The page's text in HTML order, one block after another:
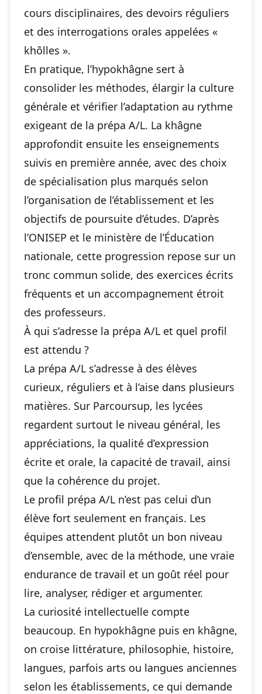
cours disciplinaires, des devoirs réguliers
et des interrogations orales appelées «
khôlles ».
En pratique, l’hypokhâgne sert à
consolider les méthodes, élargir la culture
générale et vérifier l’adaptation au rythme
exigeant de la prépa A/L. La khâgne
approfondit ensuite les enseignements
suivis en première année, avec des choix
de spécialisation plus marqués selon
l’organisation de l’établissement et les
objectifs de poursuite d’études. D’après
l’ONISEP et le ministère de l’Éducation
nationale, cette progression repose sur un
tronc commun solide, des exercices écrits
fréquents et un accompagnement étroit
des professeurs.
À qui s’adresse la prépa A/L et quel profil
est attendu ?
La prépa A/L s’adresse à des élèves
curieux, réguliers et à l’aise dans plusieurs
matières. Sur Parcoursup, les lycées
regardent surtout le niveau général, les
appréciations, la qualité d’expression
écrite et orale, la capacité de travail, ainsi
que la cohérence du projet.
Le profil prépa A/L n’est pas celui d’un
élève fort seulement en français. Les
équipes attendent plutôt un bon niveau
d’ensemble, avec de la méthode, une vraie
endurance de travail et un goût réel pour
lire, analyser, rédiger et argumenter.
La curiosité intellectuelle compte
beaucoup. En hypokhâgne puis en khâgne,
on croise littérature, philosophie, histoire,
langues, parfois arts ou langues anciennes
selon les établissements, ce qui demande